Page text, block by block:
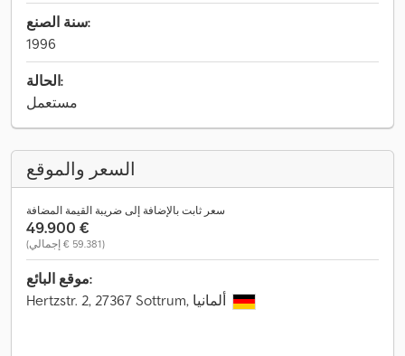
سنة الصنع:
1996
الحالة:
مستعمل
السعر والموقع
سعر ثابت بالإضافة إلى ضريبة القيمة المضافة
‏49.900 €
(‏59.381 € إجمالي)
موقع البائع: